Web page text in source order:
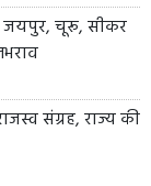
जयपुर, चूरू, सीकर
संग्रह, राज्य की